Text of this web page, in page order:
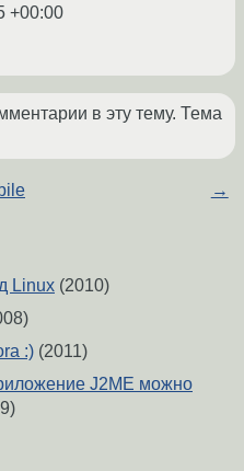
+00:00
в эту тему. Тема
→
Linux (2010)
:) (2011)
J2ME можно